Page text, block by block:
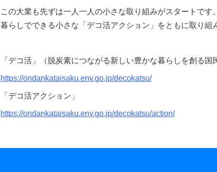
この大業も先ずは一人一人の小さな取り組みがスタートで
暮らしでできる小さな「デコ活アクション」をともに取り組
「デコ活」（脱炭素につながる新しい豊かな暮らしを創る国
https://ondankataisaku.env.go.jp/decokatsu/
「デコ活アクション」
https://ondankataisaku.env.go.jp/decokatsu/action/